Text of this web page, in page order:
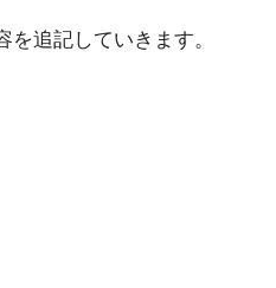
追記していきます。